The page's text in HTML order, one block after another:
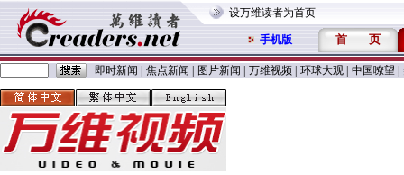
设万维读者为首页
手机版 首 页
即时新闻 焦点新闻 图片新闻 万维视频 环球大观 中国嘹望